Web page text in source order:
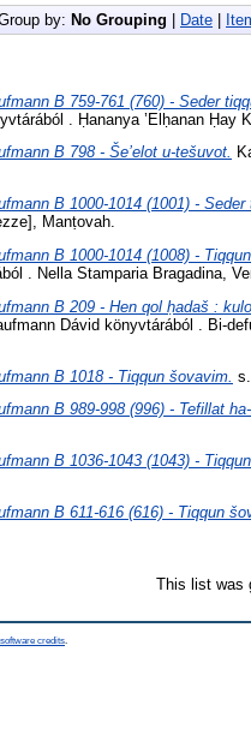
by: No Grouping Date
B 759-761 (760) - Seder
. Ḥananya ’Elḥanan Ḥay
B 798 - Še’elot u-tešuvot.
B 1000-1014 (1001) - Seder
Manṭovah.
B 1000-1014 (1008) -
. Nella Stamparia Bragadina,
B 209 - Hen qol ḥadaš :
Dávid könyvtárából . Bi-
B 1018 - Tiqqun šovavim.
B 989-998 (996) - Tefillat
B 1036-1043 (1043) -
B 611-616 (616) - Tiqqun
This list was
credits